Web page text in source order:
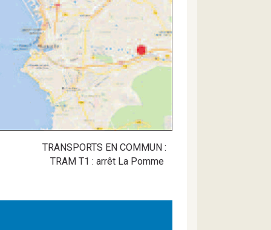
TRANSPORTS EN COMMUN :
TRAM T1 : arrêt La Pomme